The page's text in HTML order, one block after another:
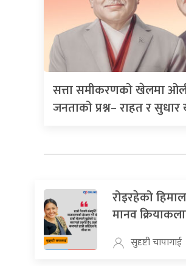
सत्ता समीकरणको खेलमा
जनताको प्रश्न– राहत र सुधार
रोइरहेको
मानव
सुदृष्टी चापागाई